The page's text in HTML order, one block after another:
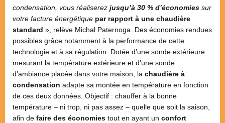
condensation, vous réaliserez jusqu’à 30 % d’économies sur
votre facture énergétique par rapport à une chaudière
standard », relève Michal Paternoga. Des économies rendues
possibles grâce notamment à la performance de cette
technologie et à sa régulation. Dotée d’une sonde extérieure
mesurant la température extérieure et d’une sonde
d’ambiance placée dans votre maison, la chaudière à
condensation adapte sa montée en température en fonction
de ces deux données. Objectif : chauffer à la bonne
température – ni trop, ni pas assez – quelle que soit la saison,
afin de faire des économies tout en ayant un confort